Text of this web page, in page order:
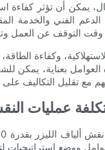
على التكلفة الإجمالية لامتلاك آلة نقش ألياف الليزر بقدرة 100 واط. على
الفني والخدمة
والمواد الاستهلاكية، وكفاءة
بعناية، يمكن
عمليات